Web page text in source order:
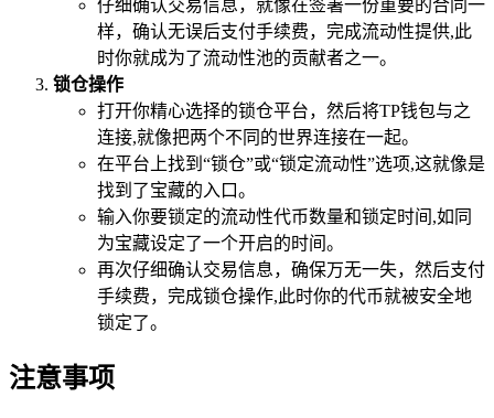
仔细确认交易信息，就像在签署一份重要的合同一
样，确认无误后支付手续费，完成流动性提供,此
时你就成为了流动性池的贡献者之一。
锁仓操作
打开你精心选择的锁仓平台，然后将TP钱包与之
连接,就像把两个不同的世界连接在一起。
在平台上找到“锁仓”或“锁定流动性”选项,这就像是
找到了宝藏的入口。
输入你要锁定的流动性代币数量和锁定时间,如同
为宝藏设定了一个开启的时间。
再次仔细确认交易信息，确保万无一失，然后支付
手续费，完成锁仓操作,此时你的代币就被安全地
锁定了。
注意事项